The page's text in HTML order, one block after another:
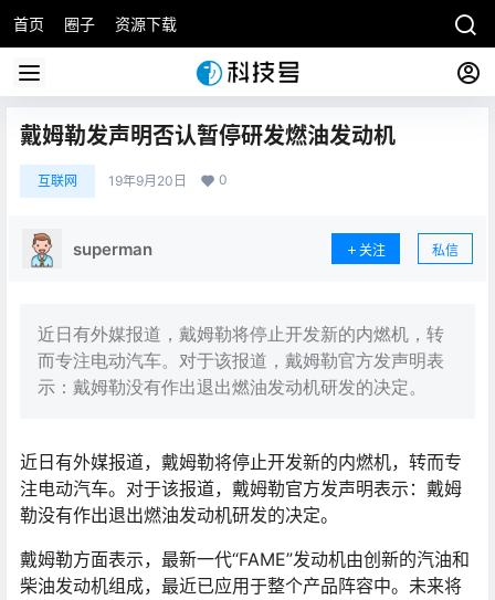
首页 圈子 资源下载
戴姆勒发声明否认暂停研发燃油发动机
互联网 19年9月20日 0
superman 关注 私信
近日有外媒报道，戴姆勒将停止开发新的内燃机，转
而专注电动汽车。对于该报道，戴姆勒官方发声明表
示：戴姆勒没有作出退出燃油发动机研发的决定。
近日有外媒报道，戴姆勒将停止开发新的内燃机，转而专
注电动汽车。对于该报道，戴姆勒官方发声明表示：戴姆
勒没有作出退出燃油发动机研发的决定。
戴姆勒方面表示，最新一代“FAME”发动机由创新的汽油和
柴油发动机组成，最近已应用于整个产品阵容中。未来将